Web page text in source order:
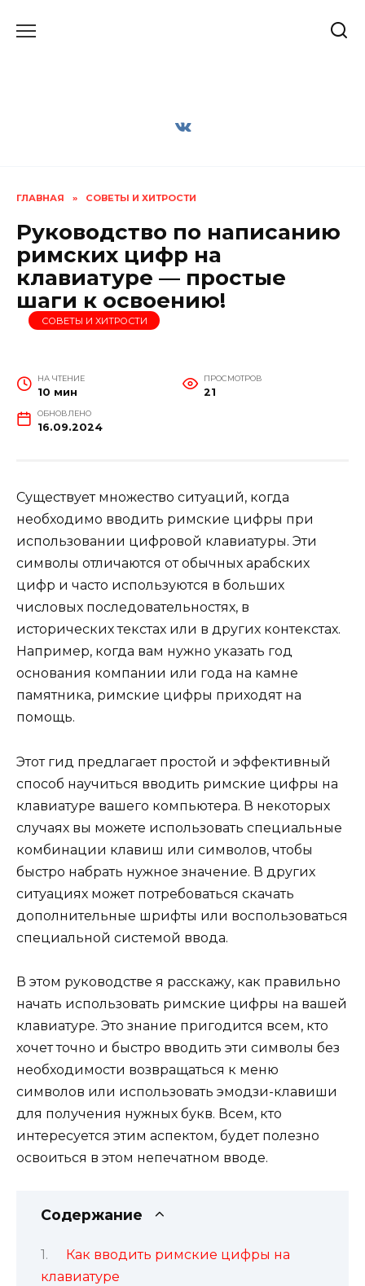
ГЛАВНАЯ » СОВЕТЫ И ХИТРОСТИ
Руководство по написанию
римских цифр на
клавиатуре — простые
шаги к освоению!
СОВЕТЫ И ХИТРОСТИ
НА ЧТЕНИЕ
10 мин
ПРОСМОТРОВ
21
ОБНОВЛЕНО
16.09.2024
Существует множество ситуаций, когда
необходимо вводить римские цифры при
использовании цифровой клавиатуры. Эти
символы отличаются от обычных арабских
цифр и часто используются в больших
числовых последовательностях, в
исторических текстах или в других контекстах.
Например, когда вам нужно указать год
основания компании или года на камне
памятника, римские цифры приходят на
помощь.
Этот гид предлагает простой и эффективный
способ научиться вводить римские цифры на
клавиатуре вашего компьютера. В некоторых
случаях вы можете использовать специальные
комбинации клавиш или символов, чтобы
быстро набрать нужное значение. В других
ситуациях может потребоваться скачать
дополнительные шрифты или воспользоваться
специальной системой ввода.
В этом руководстве я расскажу, как правильно
начать использовать римские цифры на вашей
клавиатуре. Это знание пригодится всем, кто
хочет точно и быстро вводить эти символы без
необходимости возвращаться к меню
символов или использовать эмодзи-клавиши
для получения нужных букв. Всем, кто
интересуется этим аспектом, будет полезно
освоиться в этом непечатном вводе.
Содержание
Как вводить римские цифры на
клавиатуре